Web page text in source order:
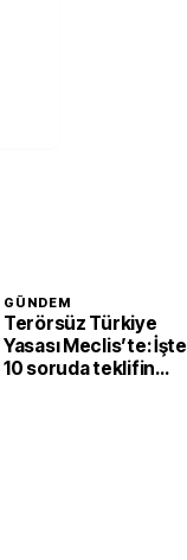
GÜNDEM
Terörsüz Türkiye
Yasası Meclis’te: İşte
10 soruda teklifin